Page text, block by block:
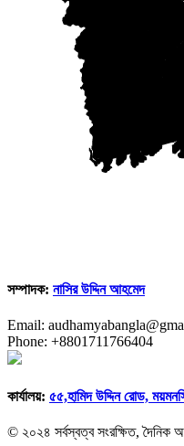
সম্পাদক: নাসির উদ্দিন আহমেদ
Email:
Phone: +8801711766404
কার্যালয়: ৫৫,হামিদ উদ্দিন রোড,
© ২০২৪ সর্বস্বত্ব সংরক্ষিত, দৈনিক